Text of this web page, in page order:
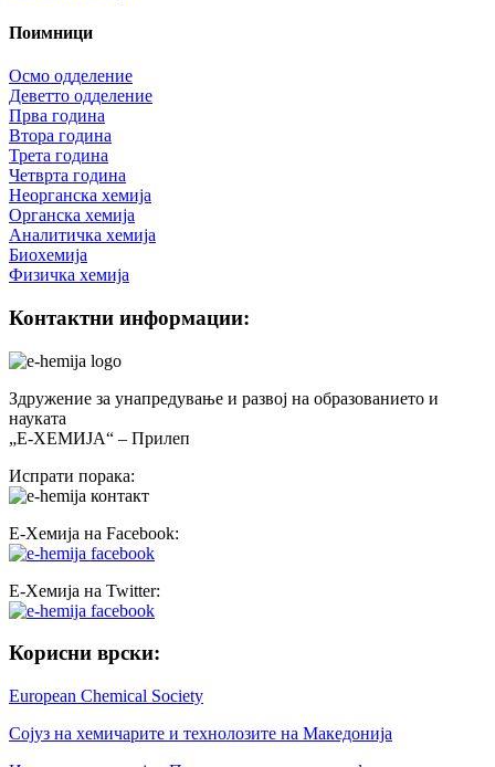
Поимници
Осмо одделение
Деветто одделение
Прва година
Втора година
Трета година
Четврта година
Неорганска хемија
Органска хемија
Аналитичка хемија
Биохемија
Физичка хемија
Контактни информации:
Здружение за унапредување и развој на образованието и
науката
„Е-ХЕМИЈА“ – Прилеп
Испрати порака:
Е-Хемија на Facebook:
Е-Хемија на Twitter:
Корисни врски:
European Chemical Society
Сојуз на хемичарите и технолозите на Македонија